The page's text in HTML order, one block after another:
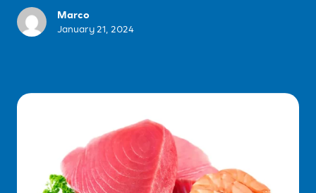
Marco
January 21, 2024